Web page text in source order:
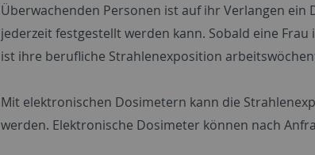
Überwachenden Personen ist auf ihr Verlangen
jederzeit festgestellt werden kann. Sobald eine
ist ihre berufliche Strahlenexposition
Mit elektronischen Dosimetern kann die
werden. Elektronische Dosimeter können nach